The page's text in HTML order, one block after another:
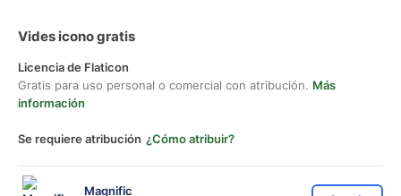
Vides icono gratis
Licencia de Flaticon
Gratis para uso personal o comercial con atribución. Más
información
Se requiere atribución ¿Cómo atribuir?
Magnific